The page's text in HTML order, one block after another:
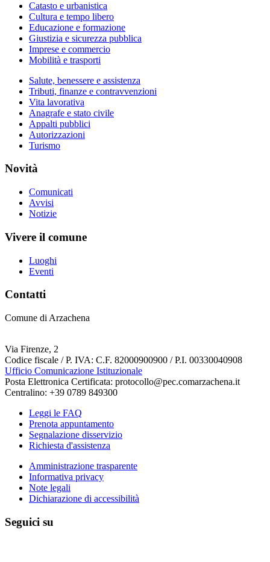
Catasto e urbanistica
Cultura e tempo libero
Educazione e formazione
Giustizia e sicurezza pubblica
Imprese e commercio
Mobilità e trasporti
Salute, benessere e assistenza
Tributi, finanze e contravvenzioni
Vita lavorativa
Anagrafe e stato civile
Appalti pubblici
Autorizzazioni
Turismo
Novità
Comunicati
Avvisi
Notizie
Vivere il comune
Luoghi
Eventi
Contatti
Comune di Arzachena
Via Firenze, 2
Codice fiscale / P. IVA: C.F. 82000900900 / P.I. 00330040908
Ufficio Comunicazione Istituzionale
Posta Elettronica Certificata: protocollo@pec.comarzachena.it
Centralino: +39 0789 849300
Leggi le FAQ
Prenota appuntamento
Segnalazione disservizio
Richiesta d'assistenza
Amministrazione trasparente
Informativa privacy
Note legali
Dichiarazione di accessibilità
Seguici su